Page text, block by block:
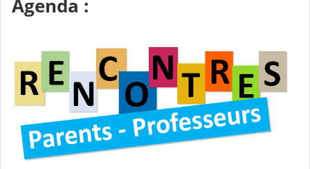
Agenda :